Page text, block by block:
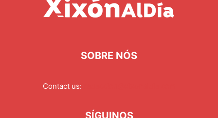
SOBRE NÓS
Contact us:
SÍGUINOS